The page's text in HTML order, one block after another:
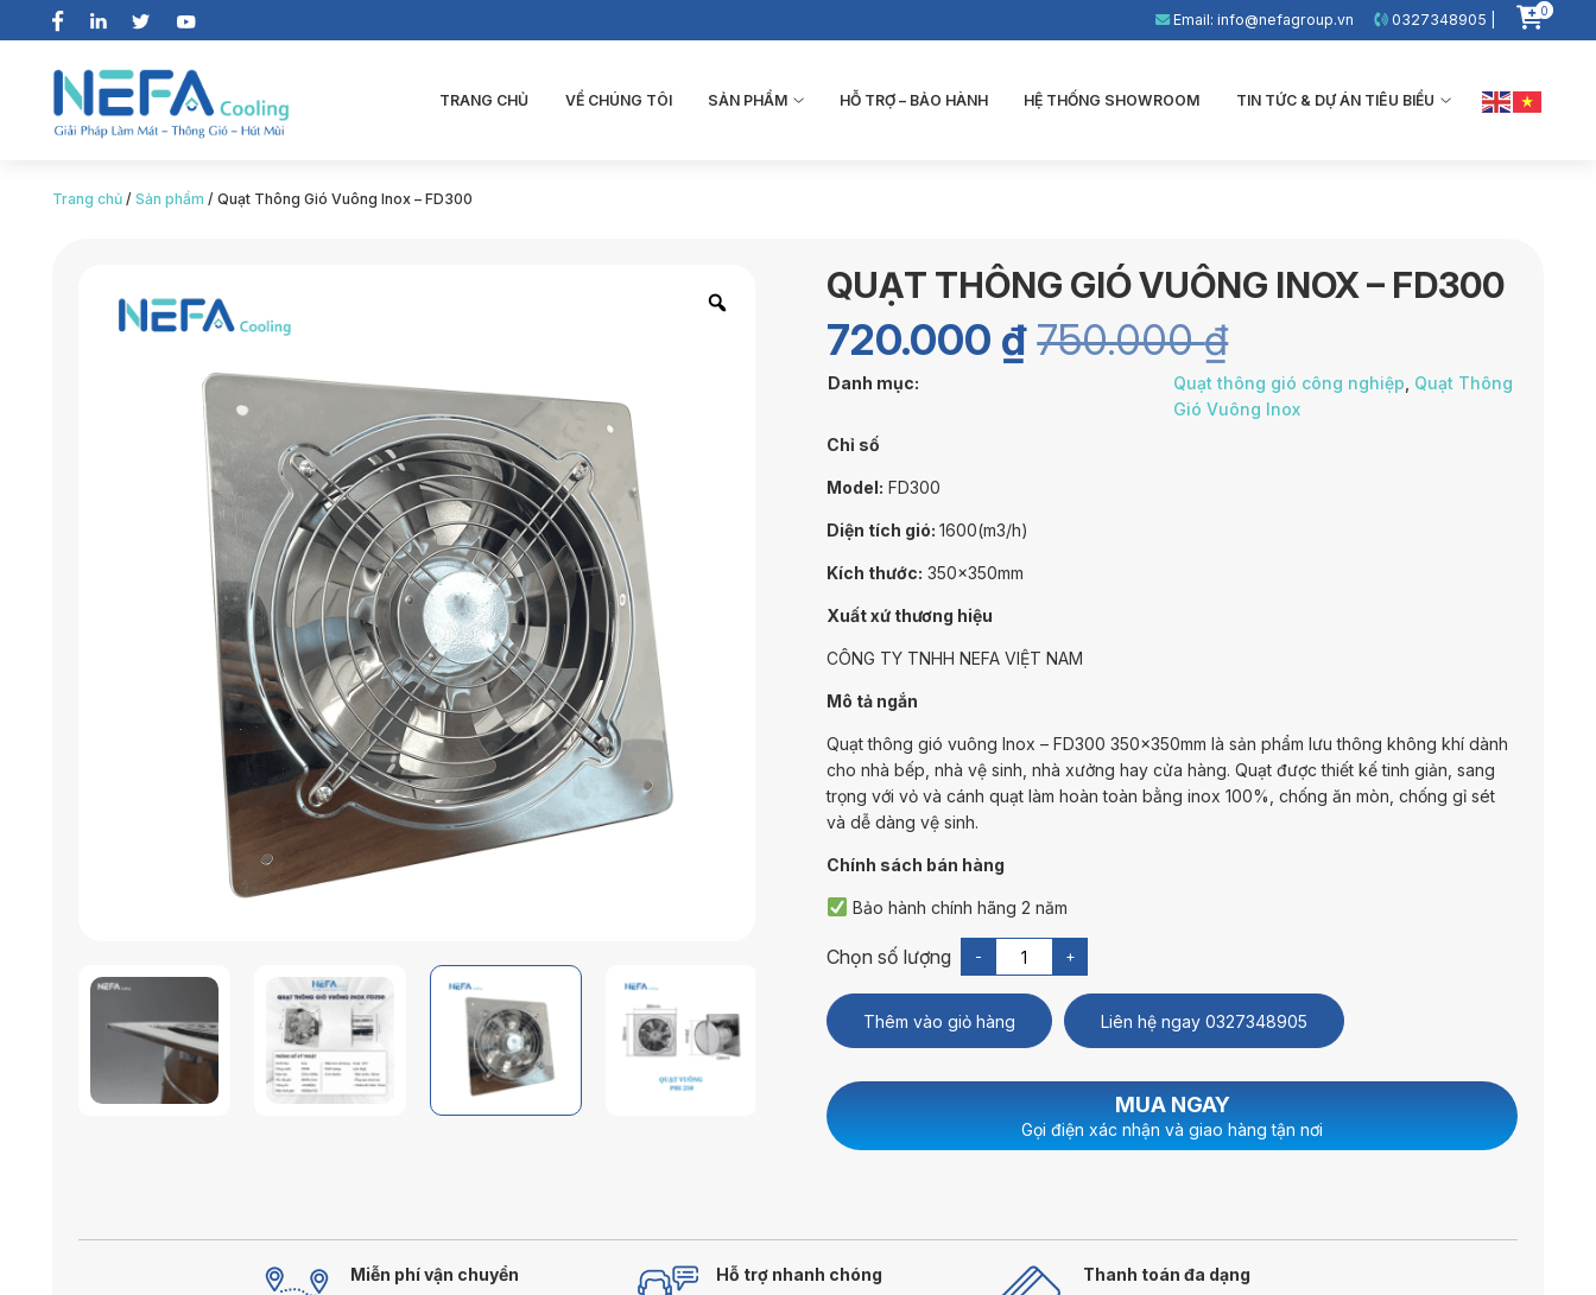
Email: info@nefagroup.vn 0327348905 | 0
TRANG CHỦ VỀ CHÚNG TÔI SẢN PHẨM HỖ TRỢ – BẢO HÀNH HỆ THỐNG SHOWROOM TIN TỨC & DỰ ÁN TIÊU BIỂU
Trang chủ /Sản phẩm /Quạt Thông Gió Vuông Inox – FD300
QUẠT THÔNG GIÓ VUÔNG INOX – FD300
720.000 ₫ 750.000₫
Danh mục: Quạt thông gió công nghiệp Quạt Thông
Gió Vuông Inox
Chỉ số
Model: FD300
Diện tích gió:1600(m3/h)
Kích thước: 350x350mm
Xuất xứ thương hiệu
CÔNG TY TNHH NEFA VIỆT NAM
Mô tả ngắn
Quạt thông gió vuông Inox – FD300 350x350mm là sản phẩm lưu thông không khí dành
cho nhà bếp, nhà vệ sinh, nhà xưởng hay cửa hàng. Quạt được thiết kế tinh giản, sang
trọng với vỏ và cánh quạt làm hoàn toàn bằng inox 100%, chống ăn mòn, chống gỉ sét
và dễ dàng vệ sinh.
Chính sách bán hàng
Bảo hành chính hãng 2 năm
- +
Thêm vào giỏ hàng Liên hệ ngay0327348905
MUA NGAY
Gọi điện xác nhận và giao hàng tận nơi
Miễn phí vận chuyển Hỗ trợ nhanh chóng Thanh toán đa dạng